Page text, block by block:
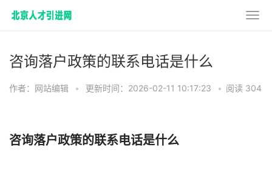
咨询落户政策的联系电话是什么
作者：网站编辑 • 更新时间：2026-02-11 10:17:23 • 阅读 304
咨询落户政策的联系电话是什么